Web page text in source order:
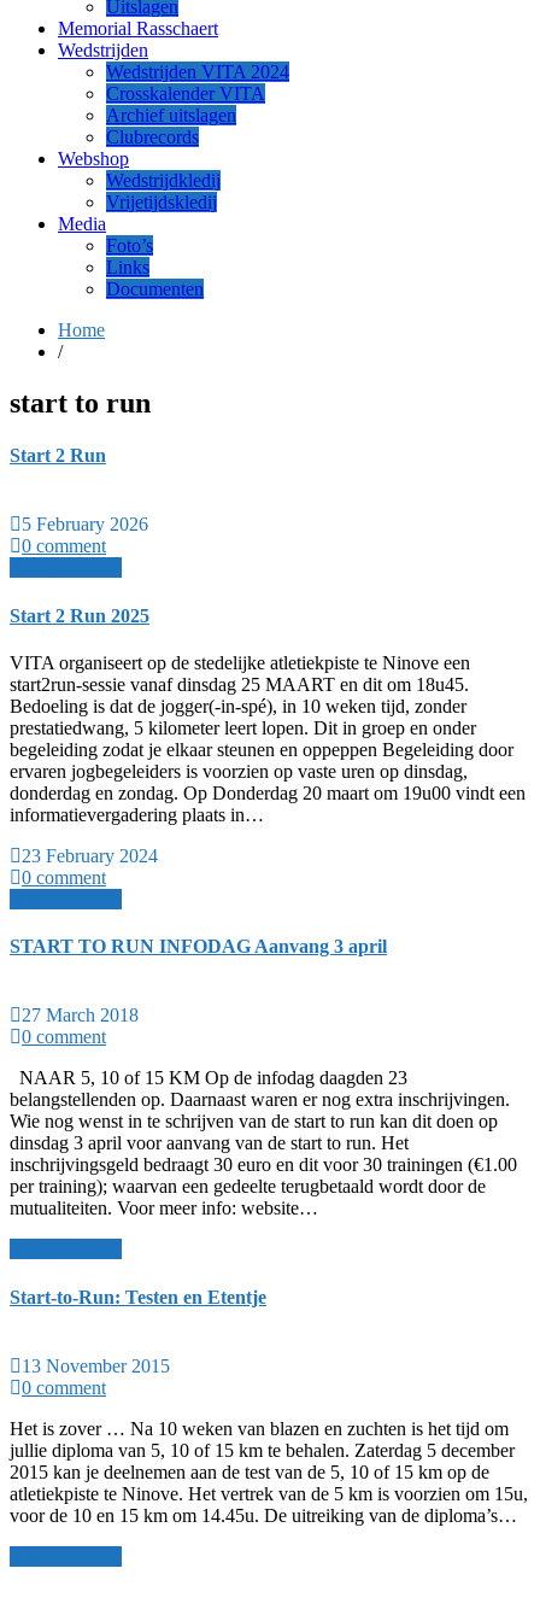
Uitslagen
Memorial Rasschaert
Wedstrijden
Wedstrijden VITA 2024
Crosskalender VITA
Archief uitslagen
Clubrecords
Webshop
Wedstrijdkledij
Vrijetijdskledij
Media
Foto’s
Links
Documenten
Home
/
start to run
Start 2 Run
5 February 2026
0 comment
Start 2 Run 2025
VITA organiseert op de stedelijke atletiekpiste te Ninove een
start2run-sessie vanaf dinsdag 25 MAART en dit om 18u45.
Bedoeling is dat de jogger(-in-spé), in 10 weken tijd, zonder
prestatiedwang, 5 kilometer leert lopen. Dit in groep en onder
begeleiding zodat je elkaar steunen en oppeppen Begeleiding door
ervaren jogbegeleiders is voorzien op vaste uren op dinsdag,
donderdag en zondag. Op Donderdag 20 maart om 19u00 vindt een
informatievergadering plaats in…
23 February 2024
0 comment
START TO RUN INFODAG Aanvang 3 april
27 March 2018
0 comment
NAAR 5, 10 of 15 KM Op de infodag daagden 23
belangstellenden op. Daarnaast waren er nog extra inschrijvingen.
Wie nog wenst in te schrijven van de start to run kan dit doen op
dinsdag 3 april voor aanvang van de start to run. Het
inschrijvingsgeld bedraagt 30 euro en dit voor 30 trainingen (€1.00
per training); waarvan een gedeelte terugbetaald wordt door de
mutualiteiten. Voor meer info: website…
Start-to-Run: Testen en Etentje
13 November 2015
0 comment
Het is zover … Na 10 weken van blazen en zuchten is het tijd om
jullie diploma van 5, 10 of 15 km te behalen. Zaterdag 5 december
2015 kan je deelnemen aan de test van de 5, 10 of 15 km op de
atletiekpiste te Ninove. Het vertrek van de 5 km is voorzien om 15u,
voor de 10 en 15 km om 14.45u. De uitreiking van de diploma’s…